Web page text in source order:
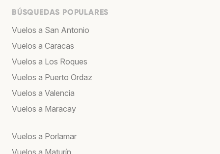
BÚSQUEDAS POPULARES
Vuelos a San Antonio
Vuelos a Caracas
Vuelos a Los Roques
Vuelos a Puerto Ordaz
Vuelos a Valencia
Vuelos a Maracay
Vuelos a Porlamar
Vuelos a Maturín